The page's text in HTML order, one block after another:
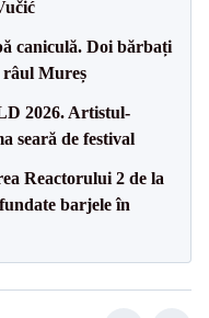
caniculă. Doi bărbați
Mureș
2026. Artistul-
seară de festival
Reactorului 2 de la
barjele în